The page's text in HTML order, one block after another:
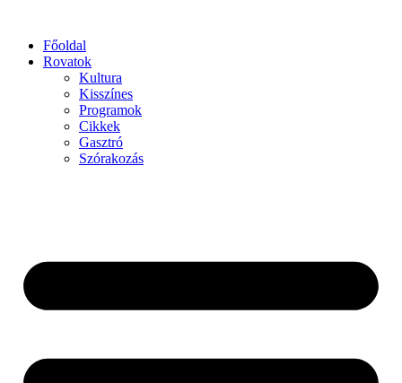
Főoldal
Rovatok
Kultura
Kisszínes
Programok
Cikkek
Gasztró
Szórakozás